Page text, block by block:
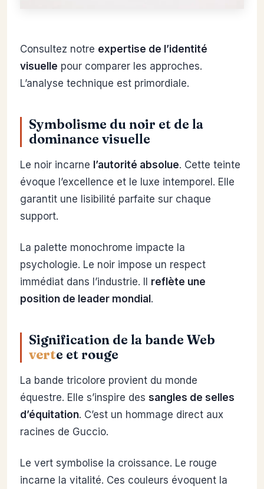
Consultez notre expertise de l’identité
visuelle pour comparer les approches.
L’analyse technique est primordiale.
Symbolisme du noir et de la
dominance visuelle
Le noir incarne l’autorité absolue. Cette teinte
évoque l’excellence et le luxe intemporel. Elle
garantit une lisibilité parfaite sur chaque
support.
La palette monochrome impacte la
psychologie. Le noir impose un respect
immédiat dans l’industrie. Il reflète une
position de leader mondial.
Signification de la bande Web
verte et rouge
La bande tricolore provient du monde
équestre. Elle s’inspire des sangles de selles
d’équitation. C’est un hommage direct aux
racines de Guccio.
Le vert symbolise la croissance. Le rouge
incarne la vitalité. Ces couleurs évoquent la